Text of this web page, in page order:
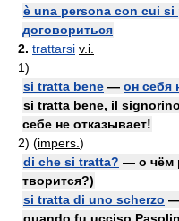
è una persona con cui si
договориться
2. trattarsi v.i.
1)
si tratta bene — он себя
si tratta bene, il
себе не отказывает!
2) (impers. )
di che si tratta? — о чём
творится?)
si tratta di uno scherzo